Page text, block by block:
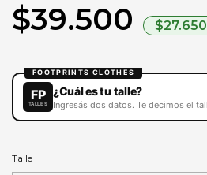
$39.500 $27.650
Talle